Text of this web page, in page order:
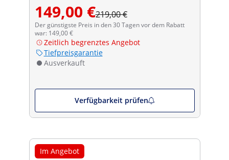
149,00 €219,00 €
Der günstigste Preis in den 30 Tagen vor dem Rabatt
war: 149,00 €
Zeitlich begrenztes Angebot
Tiefpreisgarantie
Ausverkauft
Verfügbarkeit prüfen
Im Angebot